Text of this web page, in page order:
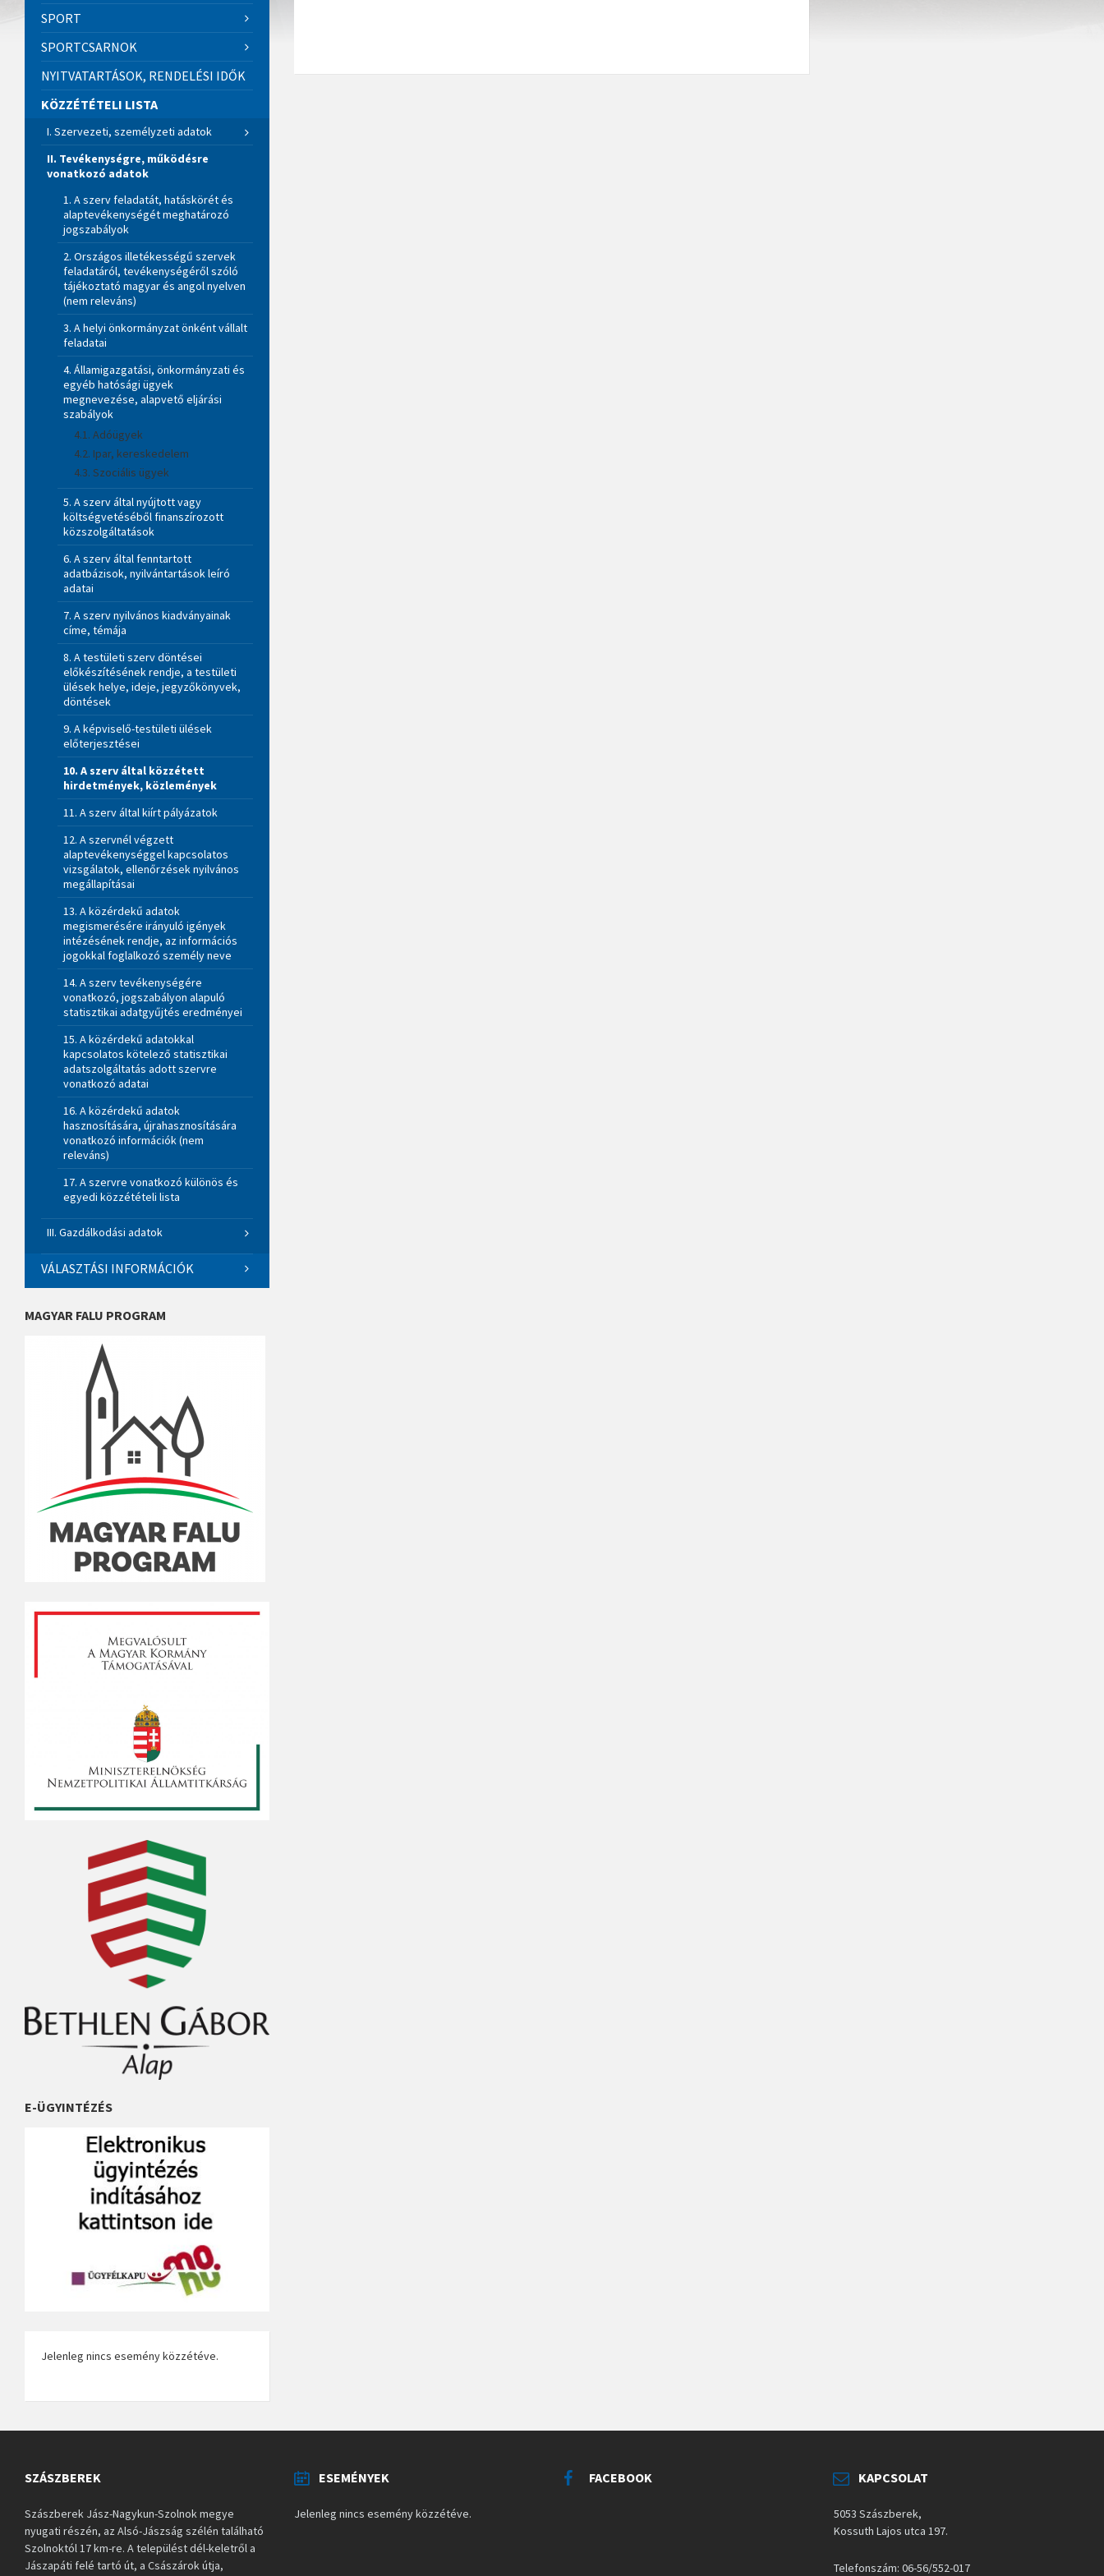
SPORT
SPORTCSARNOK
NYITVATARTÁSOK, RENDELÉSI IDŐK
KÖZZÉTÉTELI LISTA
I. Szervezeti, személyzeti adatok
II. Tevékenységre, működésre
vonatkozó adatok
1. A szerv feladatát, hatáskörét és
alaptevékenységét meghatározó
jogszabályok
2. Országos illetékességű szervek
feladatáról, tevékenységéről szóló
tájékoztató magyar és angol nyelven
(nem releváns)
3. A helyi önkormányzat önként vállalt
feladatai
4. Államigazgatási, önkormányzati és
egyéb hatósági ügyek
megnevezése, alapvető eljárási
szabályok
4.1. Adóügyek
4.2. Ipar, kereskedelem
4.3. Szociális ügyek
5. A szerv által nyújtott vagy
költségvetéséből finanszírozott
közszolgáltatások
6. A szerv által fenntartott
adatbázisok, nyilvántartások leíró
adatai
7. A szerv nyilvános kiadványainak
címe, témája
8. A testületi szerv döntései
előkészítésének rendje, a testületi
ülések helye, ideje, jegyzőkönyvek,
döntések
9. A képviselő-testületi ülések
előterjesztései
10. A szerv által közzétett
hirdetmények, közlemények
11. A szerv által kiírt pályázatok
12. A szervnél végzett
alaptevékenységgel kapcsolatos
vizsgálatok, ellenőrzések nyilvános
megállapításai
13. A közérdekű adatok
megismerésére irányuló igények
intézésének rendje, az információs
jogokkal foglalkozó személy neve
14. A szerv tevékenységére
vonatkozó, jogszabályon alapuló
statisztikai adatgyűjtés eredményei
15. A közérdekű adatokkal
kapcsolatos kötelező statisztikai
adatszolgáltatás adott szervre
vonatkozó adatai
16. A közérdekű adatok
hasznosítására, újrahasznosítására
vonatkozó információk (nem
releváns)
17. A szervre vonatkozó különös és
egyedi közzétételi lista
III. Gazdálkodási adatok
VÁLASZTÁSI INFORMÁCIÓK
MAGYAR FALU PROGRAM
E-ÜGYINTÉZÉS
Jelenleg nincs esemény közzétéve.
SZÁSZBEREK
Szászberek Jász-Nagykun-Szolnok megye
nyugati részén, az Alsó-Jászság szélén található
Szolnoktól 17 km-re. A települést dél-keletről a
Jászapáti felé tartó út, a Császárok útja,
ESEMÉNYEK
Jelenleg nincs esemény közzétéve.
FACEBOOK KAPCSOLAT
5053 Szászberek,
Kossuth Lajos utca 197.
Telefonszám: 06-56/552-017